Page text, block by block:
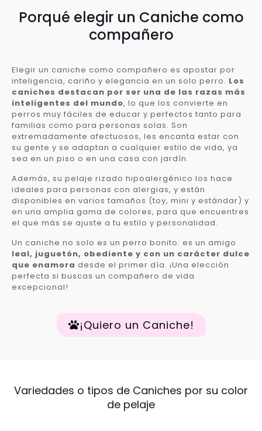
Porqué elegir un Caniche como
compañero
Elegir un caniche como compañero es apostar por
inteligencia, cariño y elegancia en un solo perro. Los
caniches destacan por ser una de las razas más
inteligentes del mundo, lo que los convierte en
perros muy fáciles de educar y perfectos tanto para
familias como para personas solas. Son
extremadamente afectuosos, les encanta estar con
su gente y se adaptan a cualquier estilo de vida, ya
sea en un piso o en una casa con jardín.
Además, su pelaje rizado hipoalergénico los hace
ideales para personas con alergias, y están
disponibles en varios tamaños (toy, mini y estándar) y
en una amplia gama de colores, para que encuentres
el que más se ajuste a tu estilo y personalidad.
Un caniche no solo es un perro bonito: es un amigo
leal, juguetón, obediente y con un carácter dulce
que enamora desde el primer día. ¡Una elección
perfecta si buscas un compañero de vida
excepcional!
¡Quiero un Caniche!
Variedades o tipos de Caniches por su color
de pelaje